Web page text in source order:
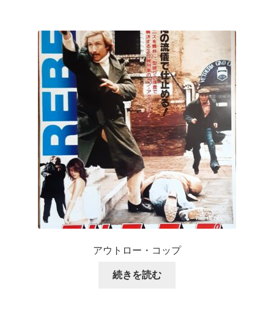
アウトロー・コップ
続きを読む